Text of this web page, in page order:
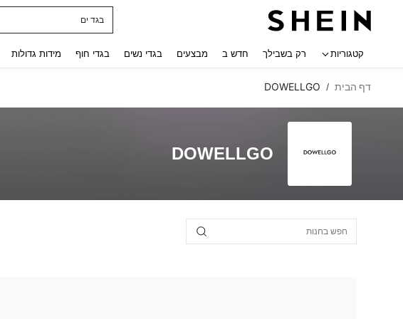
בגד ים
קטגוריות רק בשבילך חדש ב מבצעים בגדי נשים בגדי חוף מידות גדולות
דף הבית /
DOWELLGO
DOWELLGO